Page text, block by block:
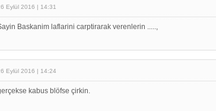
Eylül 2016 | 14:31
Baskanim laflarini carptirarak verenlerin .....,
Eylül 2016 | 14:24
kabus blöfse çirkin.